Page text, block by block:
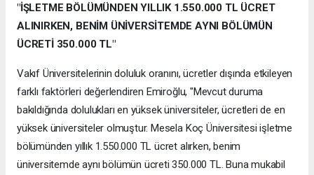
"İŞLETME BÖLÜMÜNDEN YILLIK 1.550.000 TL ÜCRET
ALINIRKEN, BENİM ÜNİVERSİTEMDE AYNI BÖLÜMÜN
ÜCRETİ 350.000 TL"
Vakıf Üniversitelerinin doluluk oranını, ücretler dışında etkileyen
farklı faktörleri değerlendiren Emiroğlu, "Mevcut duruma
bakıldığında dolulukları en yüksek üniversiteler, ücretleri de en
yüksek üniversiteler olmuştur. Mesela Koç Üniversitesi işletme
bölümünden yıllık 1.550.000 TL ücret alırken, benim
üniversitemde aynı bölümün ücreti 350.000 TL. Buna mukabil